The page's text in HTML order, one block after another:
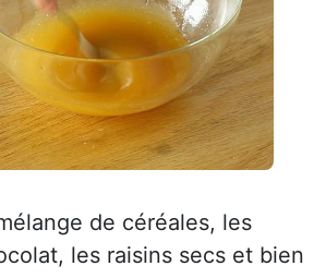
de céréales, les
les raisins secs et bien